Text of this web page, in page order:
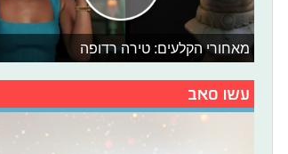
מאחורי הקלעים: טירה רדופה
עשו סאב